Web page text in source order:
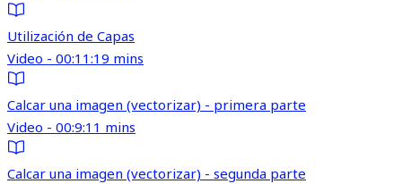
Utilización de Capas
Video - 00:11:19 mins
Calcar una imagen (vectorizar) - primera parte
Video - 00:9:11 mins
Calcar una imagen (vectorizar) - segunda parte